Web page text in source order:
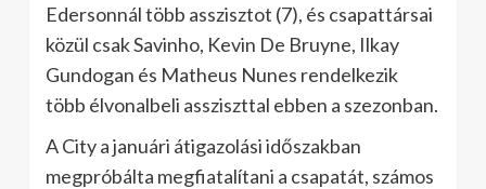
Edersonnál több asszisztot (7), és csapattársai
közül csak Savinho, Kevin De Bruyne, Ilkay
Gundogan és Matheus Nunes rendelkezik
több élvonalbeli assziszttal ebben a szezonban.
A City a januári átigazolási időszakban
megpróbálta megfiatalítani a csapatát, számos